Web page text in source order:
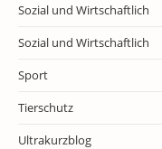
Sozial und Wirtschaftlich
Sozial und Wirtschaftlich
Sport
Tierschutz
Ultrakurzblog